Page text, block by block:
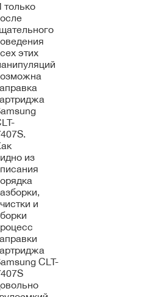
только
этих
из
и
CLT-